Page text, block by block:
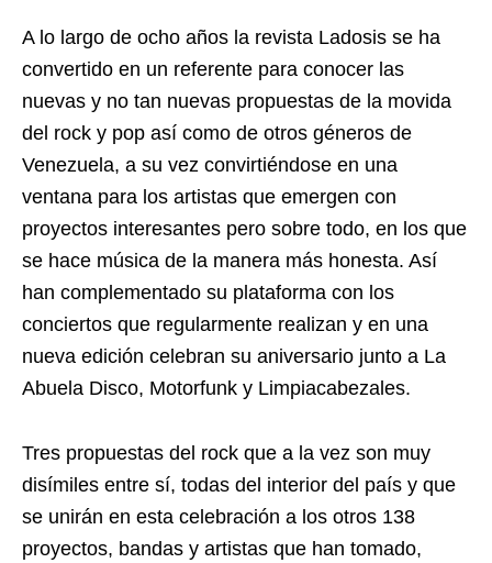
A lo largo de ocho años la revista Ladosis se ha
convertido en un referente para conocer las
nuevas y no tan nuevas propuestas de la movida
del rock y pop así como de otros géneros de
Venezuela, a su vez convirtiéndose en una
ventana para los artistas que emergen con
proyectos interesantes pero sobre todo, en los que
se hace música de la manera más honesta. Así
han complementado su plataforma con los
conciertos que regularmente realizan y en una
nueva edición celebran su aniversario junto a La
Abuela Disco, Motorfunk y Limpiacabezales.
Tres propuestas del rock que a la vez son muy
disímiles entre sí, todas del interior del país y que
se unirán en esta celebración a los otros 138
proyectos, bandas y artistas que han tomado,